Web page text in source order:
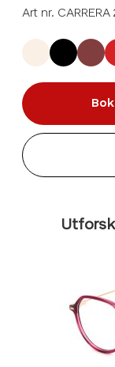
Art nr.